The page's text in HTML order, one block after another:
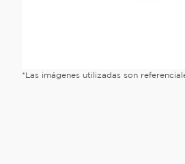
*Las imágenes utilizadas son